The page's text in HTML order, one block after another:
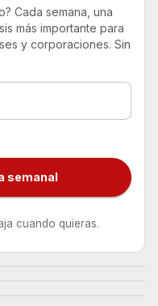
Cada semana, una
más importante para
y corporaciones. Sin
semanal
cuando quieras.